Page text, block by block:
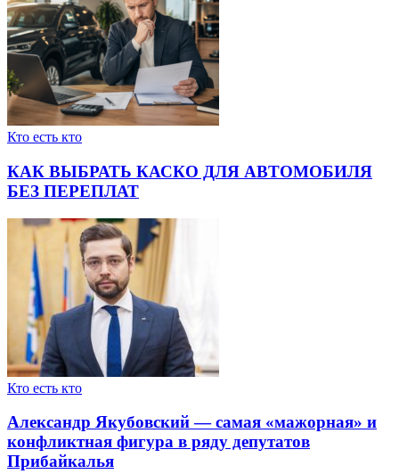
Кто есть кто
КАК ВЫБРАТЬ КАСКО ДЛЯ АВТОМОБИЛЯ
БЕЗ ПЕРЕПЛАТ
Кто есть кто
Александр Якубовский — самая «мажорная» и
конфликтная фигура в ряду депутатов
Прибайкалья